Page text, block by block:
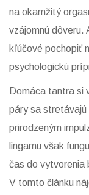
na okamžitý
vzájomnú dôveru.
kľúčové pochopiť
psychologickú
Domáca tantra si
páry sa
prirodzeným
lingamu však
čas do vytvorenia
V tomto článku